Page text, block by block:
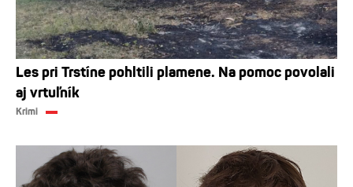
Les pri Trstíne pohltili plamene. Na pomoc povolali
aj vrtuľník
Krimi